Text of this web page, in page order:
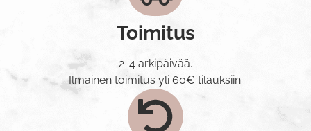
Toimitus
2-4 arkipäivää.
Ilmainen toimitus yli 60€ tilauksiin.